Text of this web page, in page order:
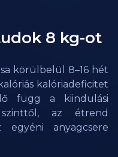
8 kg-ot
körülbelül 8–16 hét
kalóriadeficitet
függ a kiindulási
az étrend
egyéni anyagcsere